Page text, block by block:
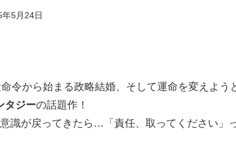
年5月24日
令から始まる政略結婚、そして運命を変えよう
タジーの話題作！
識が戻ってきたら…「責任、取ってください」